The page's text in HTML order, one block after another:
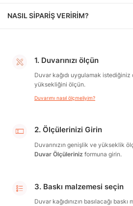
NASIL SİPARİŞ VERİRİM?
1. Duvarınızı ölçün
Duvar kağıdı uygulamak istediğiniz
yüksekliğini ölçün.
Duvarımı nasıl ölçmeliyim?
2. Ölçülerinizi Girin
Duvarınızın genişlik ve yükseklik
Duvar Ölçüleriniz formuna girin.
3. Baskı malzemesi seçin
Duvar kağıdınızın basılacağı